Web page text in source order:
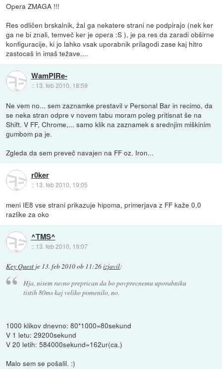
Opera ZMAGA !!!
Res odličen brskalnik, žal ga nekatere strani ne podpirajo (nek ker
ga ne bi znali, temveč ker je opera :S ), je pa res da zaradi obširne
konfiguracije, ki jo lahko vsak uporabnik prilagodi zase kaj hitro
zastocaš in imaš težave....
WamPIRe-
:: 13. feb 2010, 18:59
Ne vem no... sem zaznamke prestavil v Personal Bar in recimo, da
se neka stran odpre v novem tabu moram poleg pritisnat še na
Shift. V FF, Chrome,... samo klik na zaznamek s srednjim miškinim
gumbom pa je.
Zgleda da sem preveč navajen na FF oz. Iron...
r0ker
:: 13. feb 2010, 19:05
meni IE8 vse strani prikazuje hipoma, primerjava z FF kaže 0,0
razlike za oko
^TMS^
:: 13. feb 2010, 19:07
Key Quest je 13. feb 2010 ob 11:26izjavil:
Hja, nisem ravno preprican da bo povprecnemu uporabniku
tistih 80ms kaj veliko pomenilo, no.
1000 klikov dnevno: 80*1000=80sekund
V 1 letu: 29200sekund
V 20 letih: 584000sekund=162ur(ca.)
Malo sem se pošalil. :)